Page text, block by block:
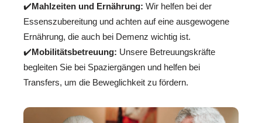
✔️Mahlzeiten und Ernährung: Wir helfen bei der
Essenszubereitung und achten auf eine ausgewogene
Ernährung, die auch bei Demenz wichtig ist.
✔️Mobilitätsbetreuung: Unsere Betreuungskräfte
begleiten Sie bei Spaziergängen und helfen bei
Transfers, um die Beweglichkeit zu fördern.